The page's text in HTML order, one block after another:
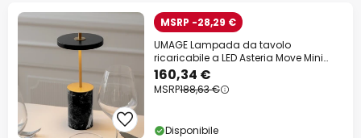
MSRP -28,29 €
UMAGE Lampada da tavolo
ricaricabile a LED Asteria Move Mini
nero 26cm IP44
160,34 €
MSRP188,63 €
Disponibile